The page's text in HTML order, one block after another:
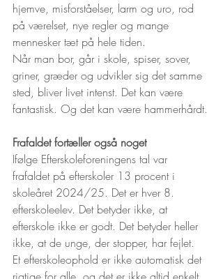
hjemve, misforståelser, larm og uro, rod
på værelset, nye regler og mange
mennesker tæt på hele tiden.
Når man bor, går i skole, spiser, sover,
griner, græder og udvikler sig det samme
sted, bliver livet intenst. Det kan være
fantastisk. Og det kan være hammerhårdt.
Frafaldet fortæller også noget
Ifølge Efterskoleforeningens tal var
frafaldet på efterskoler 13 procent i
skoleåret 2024/25. Det er hver 8.
efterskoleelev. Det betyder ikke, at
efterskole ikke er godt. Det betyder heller
ikke, at de unge, der stopper, har fejlet.
Et efterskoleophold er ikke automatisk det